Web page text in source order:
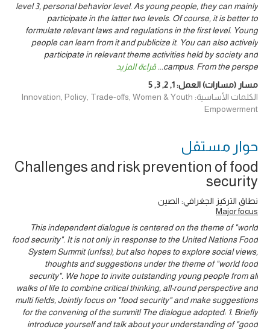
level 3, personal behavior level. As young people, they can mainly
participate in the latter two levels. Of course, it is better to
formulate relevant laws and regulations in the first level. Young
people can learn from it and publicize it. You can also actively
participate in relevant theme activities held by society and
campus. From the perspe
... قراءة المزيد
مسار (مسارات) العمل:1
,
2
,
3
,
5
الكلمات الأساسية: Innovation, Policy, Trade-offs, Women & Youth
Empowerment
حوار ‎مستقل
Challenges and risk prevention of food
security
نطاق التركيز الجغرافي: الصين
Major focus
This independent dialogue is centered on the theme of "world
food security". It is not only in response to the United Nations Food
System Summit (unfss), but also hopes to explore social views,
thoughts and suggestions under the theme of "world food
security". We hope to invite outstanding young people from all
walks of life to combine critical thinking, all-round perspective and
multi fields, Jointly focus on "food security" and make suggestions
for the convening of the summit! The dialogue adopted: 1. Briefly
introduce yourself and talk about your understanding of "good